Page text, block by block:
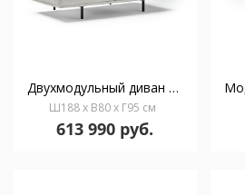
Двухмодульный диван без подлокотников Long Island 77846
Ш188 x В80 x Г95 см
613 990 руб.